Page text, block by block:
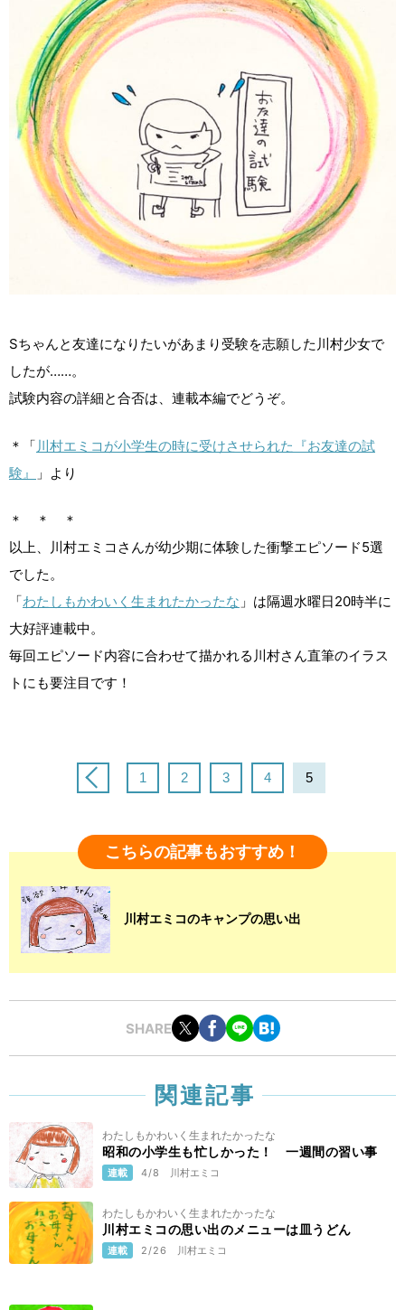
Sちゃんと友達になりたいがあまり受験を志願した川村少女で
したが……。
試験内容の詳細と合否は、連載本編でどうぞ。
＊「川村エミコが小学生の時に受けさせられた『お友達の試
験』
」より
＊ ＊ ＊
以上、川村エミコさんが幼少期に体験した衝撃エピソード5選
でした。
「わたしもかわいく生まれたかったな 」は隔週水曜日20時半に
大好評連載中。
毎回エピソード内容に合わせて描かれる川村さん直筆のイラス
トにも要注目です！
1 2 3 4 5
こちらの記事もおすすめ！
川村エミコのキャンプの思い出
SHARE
関連記事
わたしもかわいく生まれたかったな
昭和の小学生も忙しかった！ 一週間の習い事
連載 4/8 川村エミコ
わたしもかわいく生まれたかったな
川村エミコの思い出のメニューは皿うどん
連載 2/26 川村エミコ